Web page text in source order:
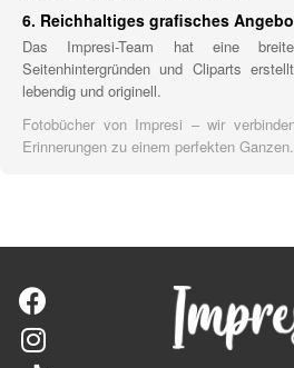
6. Reichhaltiges grafisches
Das Impresi-Team hat eine
Seitenhintergründen und Cliparts
lebendig und originell.
Fotobücher von Impresi – wir
Erinnerungen zu einem perfekten Ganzen.